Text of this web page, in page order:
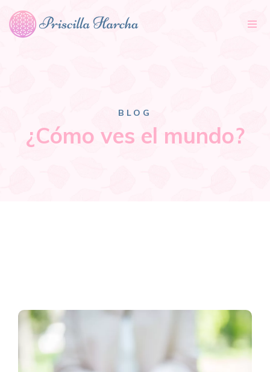
BLOG
¿Cómo ves el mundo?